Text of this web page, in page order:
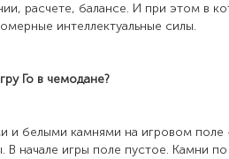
расчете, балансе. И при этом в
интеллектуальные силы.
Го в чемодане?
камнями на игровом поле
В начале игры поле пустое. Камни